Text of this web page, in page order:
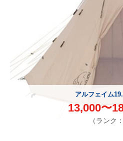
アルフェイム
13,000〜
（ランク：